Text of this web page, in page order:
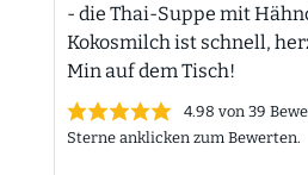
- die Thai-Suppe mit
Kokosmilch ist schnell,
Min auf dem Tisch!
4.98 von 39
Sterne anklicken zum Bewerten.